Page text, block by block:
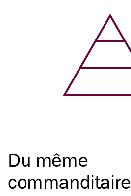
Du même
commanditaire